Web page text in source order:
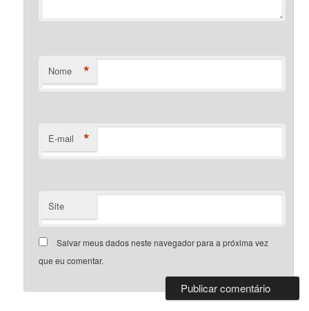
Nome *
E-mail *
Site
Salvar meus dados neste navegador para a próxima vez
que eu comentar.